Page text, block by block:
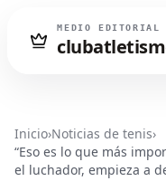
MEDIO EDITORIAL
Inicio›Noticias de tenis›
“Eso es lo que más
el luchador, empieza a